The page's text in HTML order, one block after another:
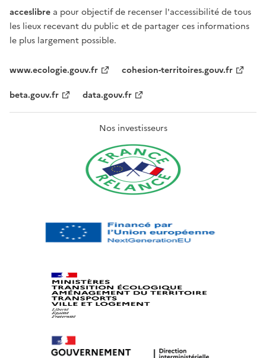
acceslibre a pour objectif de recenser l'accessibilité de tous
les lieux recevant du public et de partager ces informations
le plus largement possible.
www.ecologie.gouv.fr
cohesion-territoires.gouv.fr
beta.gouv.fr
data.gouv.fr
Nos investisseurs